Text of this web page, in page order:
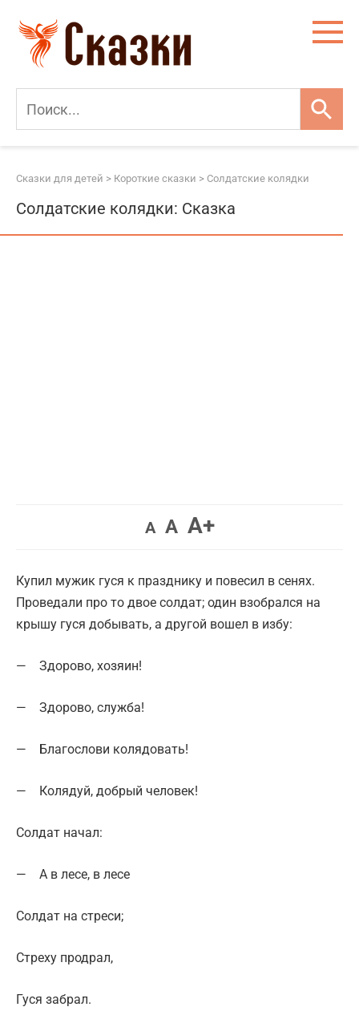
контенту
Сказки для детей > Короткие сказки > Солдатские колядки
Солдатские колядки: Сказка
AУменьшить
AВернуть
A+Увеличить
Купил мужик гуся к празднику и повесил в сенях.
Проведали про то двое солдат; один взобрался на
крышу гуся добывать, а другой вошел в избу:
— Здорово, хозяин!
— Здорово, служба!
— Благослови колядовать!
— Колядуй, добрый человек!
Солдат начал:
— А в лесе, в лесе
Солдат на стреси;
Стреху продрал,
Гуся забрал.